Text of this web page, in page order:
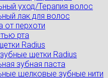
уход/Терапия волос
лак для волос
от перхоти
рта
Radius
щетки Radius
зубная паста
шелковые зубные нити